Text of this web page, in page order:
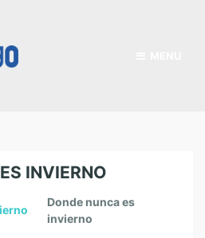
INVIERNO
Donde nunca es
invierno